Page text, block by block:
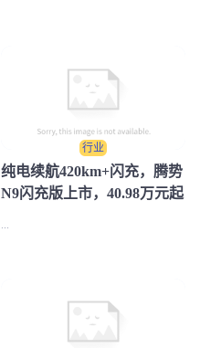
行业
纯电续航420km+闪充，腾势
N9闪充版上市，40.98万元起